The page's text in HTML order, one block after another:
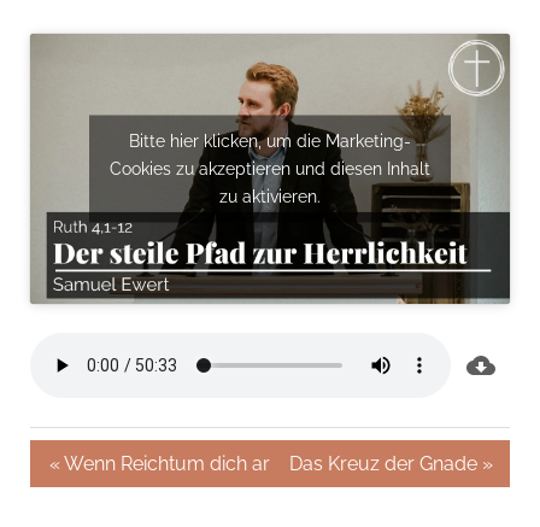
Bitte hier klicken, um die Marketing-
Cookies zu akzeptieren und diesen Inhalt
zu aktivieren.
« Wenn Reichtum dich arm dastehen lässt
Das Kreuz der Gnade »